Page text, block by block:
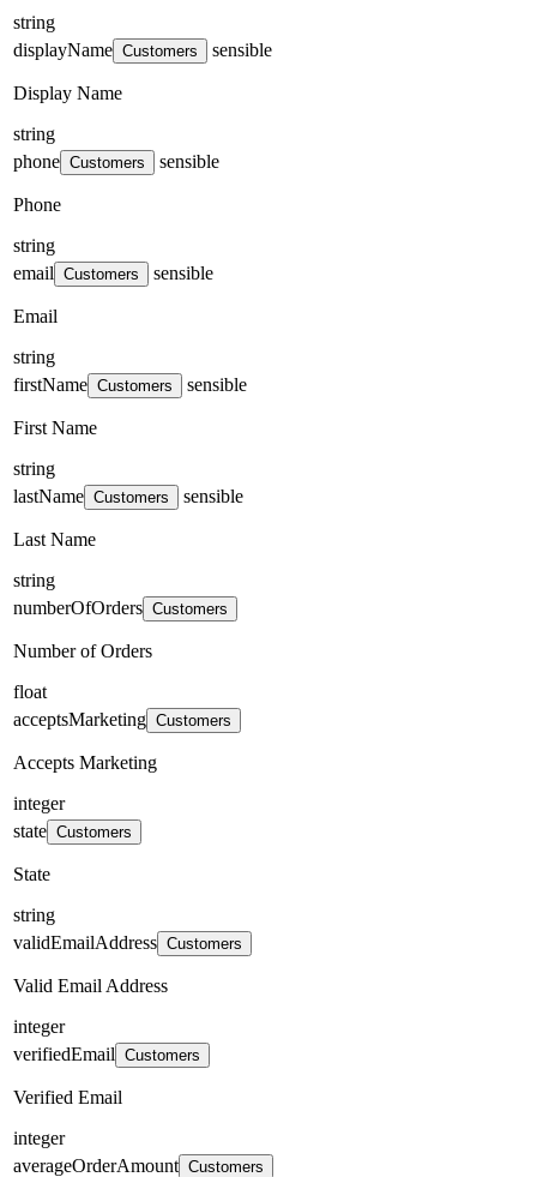
string
displayName Customers sensible
Display Name
string
phone Customers sensible
Phone
string
email Customers sensible
Email
string
firstName Customers sensible
First Name
string
lastName Customers sensible
Last Name
string
numberOfOrders Customers
Number of Orders
float
acceptsMarketing Customers
Accepts Marketing
integer
state Customers
State
string
validEmailAddress Customers
Valid Email Address
integer
verifiedEmail Customers
Verified Email
integer
averageOrderAmount Customers